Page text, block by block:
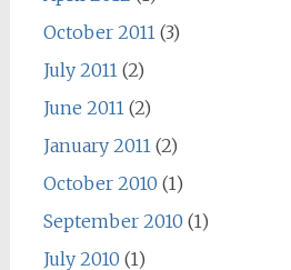
October 2011(3)
July 2011(2)
June 2011(2)
January 2011(2)
October 2010 (1)
September 2010 (1)
July 2010 (1)